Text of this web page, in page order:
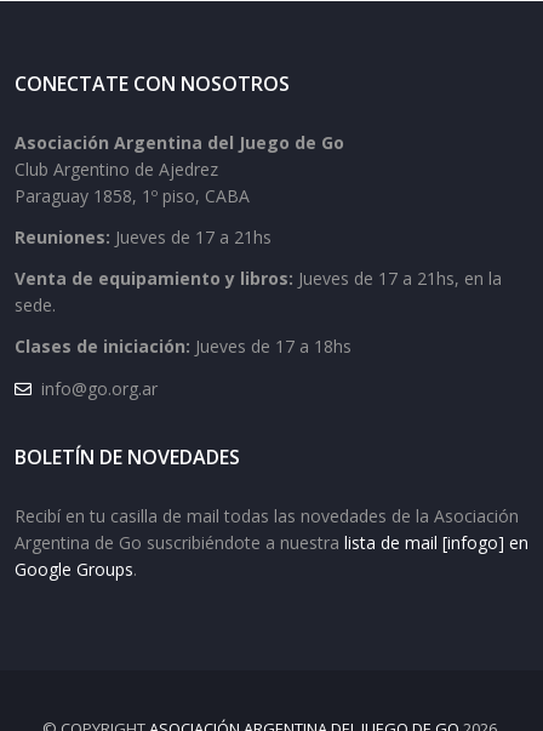
CONECTATE CON NOSOTROS
Asociación Argentina del Juego de Go
Club Argentino de Ajedrez
Paraguay 1858, 1º piso, CABA
Reuniones: Jueves de 17 a 21hs
Venta de equipamiento y libros: Jueves de 17 a 21hs, en la
sede.
Clases de iniciación: Jueves de 17 a 18hs
info@go.org.ar
BOLETÍN DE NOVEDADES
Recibí en tu casilla de mail todas las novedades de la Asociación
Argentina de Go suscribiéndote a nuestra lista de mail [infogo] en
Google Groups.